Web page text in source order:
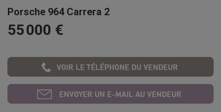
Porsche 964 Carrera 2
55 000 €